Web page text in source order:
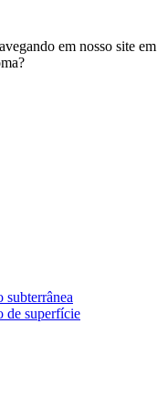
em nosso site em
subterrânea
de superfície